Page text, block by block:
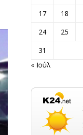
17
18
24
25
31
« Ιούλ